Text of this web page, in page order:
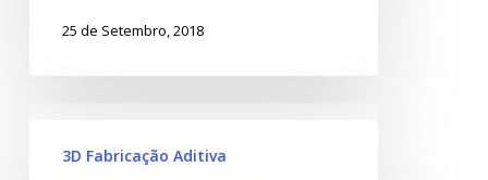
25 de Setembro, 2018
3D Fabricação Aditiva